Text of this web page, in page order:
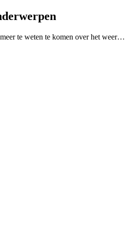
te weten te komen over het weer…